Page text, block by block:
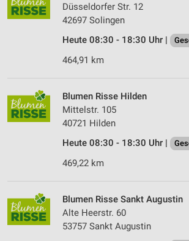
Düsseldorfer Str. 12
42697 Solingen
Heute 08:30 - 18:30 Uhr |
464,91 km
Blumen Risse Hilden
Mittelstr. 105
40721 Hilden
Heute 08:30 - 18:30 Uhr |
469,22 km
Blumen Risse Sankt Au­gust­in
Alte Heerstr. 60
53757 Sankt Au­gust­in
Verwendung von Profilen zur Auswahl
personalisierter Werbung
Erstellung von Profilen zur
von Inhalten
personalisierter Inhalte
Messung der Werbeleistung
Messung der Performance von Inhalten
Analyse von Zielgruppen durch Statistiken
Entwicklung und Verbesserung der Angebote